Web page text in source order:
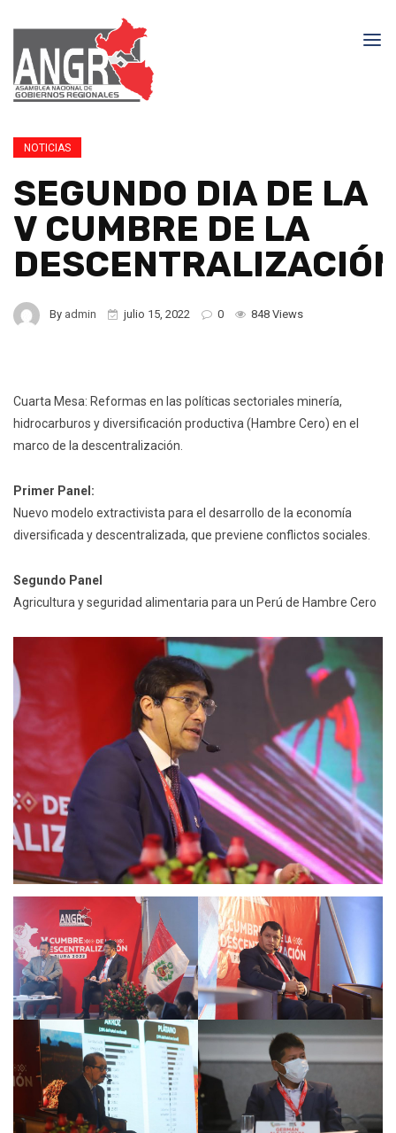
NOTICIAS
SEGUNDO DIA DE LA
V CUMBRE DE LA
By admin julio 15, 2022 0 848 Views
Cuarta Mesa: Reformas en las políticas sectoriales minería,
hidrocarburos y diversificación productiva (Hambre Cero) en el
marco de la descentralización.
Primer Panel:
Nuevo modelo extractivista para el desarrollo de la economía
diversificada y descentralizada, que previene conflictos sociales.
Segundo Panel
Agricultura y seguridad alimentaria para un Perú de Hambre Cero